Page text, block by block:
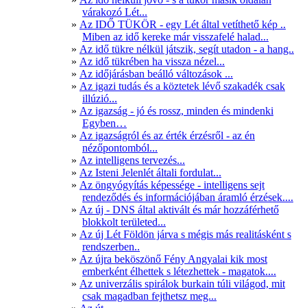
várakozó Lét...
Az IDŐ TÜKÖR - egy Lét által vetíthető kép ..
Miben az idő kereke már visszafelé halad...
Az idő tükre nélkül játszik, segít utadon - a hang..
Az idő tükrében ha vissza nézel...
Az időjárásban beálló változások ...
Az igazi tudás és a köztetek lévő szakadék csak
illúzió...
Az igazság - jó és rossz, minden és mindenki
Egyben…
Az igazságról és az érték érzésről - az én
nézőpontomból...
Az intelligens tervezés...
Az Isteni Jelenlét általi fordulat...
Az öngyógyítás képessége - intelligens sejt
rendeződés és információjában áramló érzések....
Az új - DNS által aktivált és már hozzáférhető
blokkolt területed...
Az új Lét Földön járva s mégis más realitásként s
rendszerben..
Az újra beköszönő Fény Angyalai kik most
emberként élhettek s létezhettek - magatok....
Az univerzális spirálok burkain túli világod, mit
csak magadban fejthetsz meg...